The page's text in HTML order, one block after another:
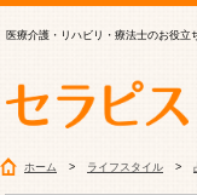
医療介護・リハビリ・療法士のお役立
ホーム ライフスタイル